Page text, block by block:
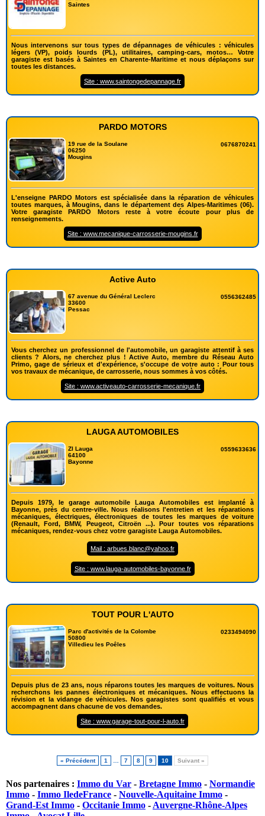
Saintes
Nous intervenons sur tous types de dépannages de véhicules : véhicules
légers (VP), poids lourds (PL), utilitaires, camping-cars, motos… Votre
garagiste est basés à Saintes en Charente-Maritime et nous déplaçons sur
toutes les distances.
Site : www.saintongedepannage.fr
PARDO MOTORS
19 rue de la Soulane
06250
Mougins
0676870241
L'enseigne PARDO Motors est spécialisée dans la réparation de véhicules
toutes marques, à Mougins, dans le département des Alpes-Maritimes (06).
Votre garagiste PARDO Motors reste à votre écoute pour plus de
renseignements.
Site : www.mecanique-carrosserie-mougins.fr
Active Auto
67 avenue du Général Leclerc
33600
Pessac
0556362485
Vous cherchez un professionnel de l'automobile, un garagiste attentif à ses
clients ? Alors, ne cherchez plus ! Active Auto, membre du Réseau Auto
Primo, gage de sérieux et d'expérience, s'occupe de votre auto : Pour tous
vos travaux de mécanique, de carrosserie, nous sommes à vos côtés.
Site : www.activeauto-carrosserie-mecanique.fr
LAUGA AUTOMOBILES
ZI Lauga
64100
Bayonne
0559633636
Depuis 1979, le garage automobile Lauga Automobiles est implanté à
Bayonne, près du centre-ville. Nous réalisons l'entretien et les réparations
mécaniques, électriques, électroniques de toutes les marques de voiture
(Renault, Ford, BMW, Peugeot, Citroën ...). Pour toutes vos réparations
mécaniques, rendez-vous chez votre garagiste Lauga Automobiles.
Mail : arbues.blanc@yahoo.fr
Site : www.lauga-automobiles-bayonne.fr
TOUT POUR L'AUTO
Parc d'activités de la Colombe
50800
Villedieu les Poêles
0233494090
Depuis plus de 23 ans, nous réparons toutes les marques de voitures. Nous
recherchons les pannes électroniques et mécaniques. Nous effectuons la
révision et la vidange de véhicules. Nos garagistes sont qualifiés et vous
accompagnent dans chacune de vos demandes.
Site : www.garage-tout-pour-l-auto.fr
« Précédent 1 7 8 9 10 Suivant »
Nos partenaires : Immo du Var - Bretagne Immo - Normandie
Immo - Immo IledeFrance - Nouvelle-Aquitaine Immo -
Grand-Est Immo - Occitanie Immo - Auvergne-Rhône-Alpes